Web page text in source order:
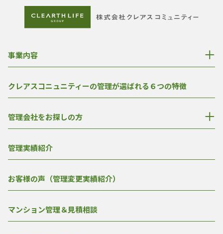
事業内容
クレアスコニュニティーの管理が選ばれる６つの特徴
管理会社をお探しの方
管理実績紹介
お客様の声（管理変更実績紹介）
マンション管理＆見積相談